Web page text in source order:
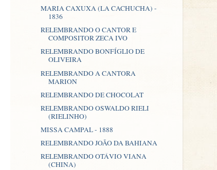
MARIA CAXUXA (LA CACHUCHA) -
1836
RELEMBRANDO O CANTOR E
COMPOSITOR ZECA IVO
RELEMBRANDO BONFÍGLIO DE
OLIVEIRA
RELEMBRANDO A CANTORA
MARION
RELEMBRANDO DE CHOCOLAT
RELEMBRANDO OSWALDO RIELI
(RIELINHO)
MISSA CAMPAL - 1888
RELEMBRANDO JOÃO DA BAHIANA
RELEMBRANDO OTÁVIO VIANA
(CHINA)